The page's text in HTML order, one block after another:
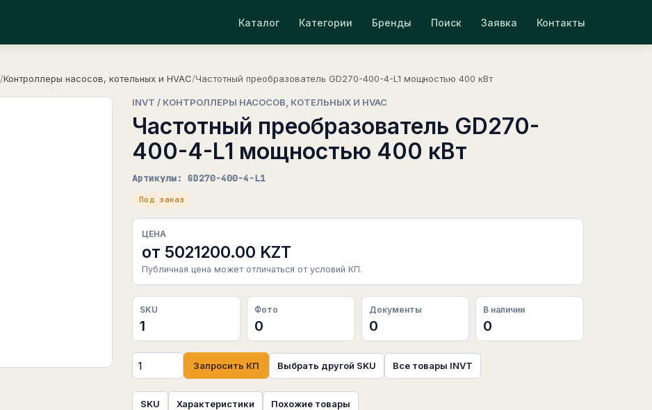
Каталог Категории Бренды Поиск Заявка Контакты
/Контроллеры насосов, котельных и HVAC/Частотный преобразователь GD270-400-4-L1 мощностью 400 кВт
INVT / КОНТРОЛЛЕРЫ НАСОСОВ, КОТЕЛЬНЫХ И HVAC
Частотный преобразователь GD270-
400-4-L1 мощностью 400 кВт
Артикулы: GD270-400-4-L1
Под заказ
ЦЕНА
от 5021200.00 KZT
Публичная цена может отличаться от условий КП.
SKU
1
Фото
0
Документы
0
В наличии
0
Запросить КП Выбрать другой SKU Все товары INVT
SKU Характеристики Похожие товары